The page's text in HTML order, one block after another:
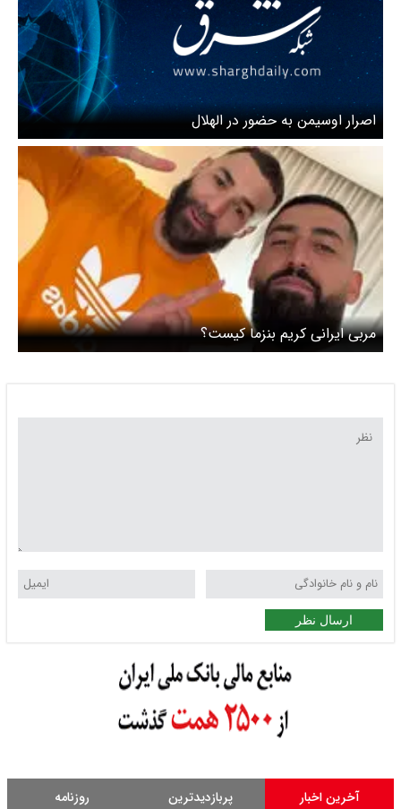
اصرار اوسیمن به حضور در الهلال
مربی ایرانی کریم بنزما کیست؟
ارسال نظر
آخرین اخبار پربازدیدترین روزنامه